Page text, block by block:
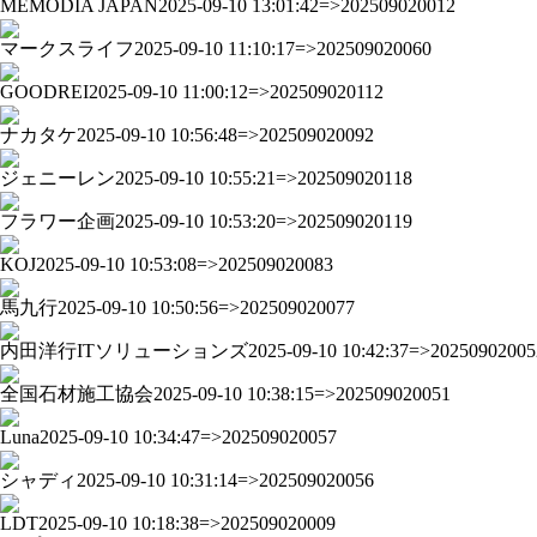
MEMODIA JAPAN 2025-09-10 13:01:42=>202509020012
マークスライフ2025-09-10 11:10:17=>202509020060
GOODREI2025-09-10 11:00:12=>202509020112
ナカタケ2025-09-10 10:56:48=>202509020092
ジェニーレン2025-09-10 10:55:21=>202509020118
フラワー企画2025-09-10 10:53:20=>202509020119
KOJ2025-09-10 10:53:08=>202509020083
馬九行2025-09-10 10:50:56=>202509020077
内田洋行ITソリューションズ2025-09-10
全国石材施工協会2025-09-10 10:38:15=>202509020051
Luna2025-09-10 10:34:47=>202509020057
シャディ 2025-09-10 10:31:14=>202509020056
LDT2025-09-10 10:18:38=>202509020009